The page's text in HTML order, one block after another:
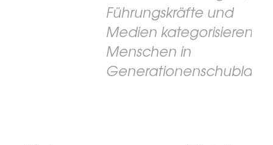
Führungskräfte und
Medien kategorisieren
Menschen in